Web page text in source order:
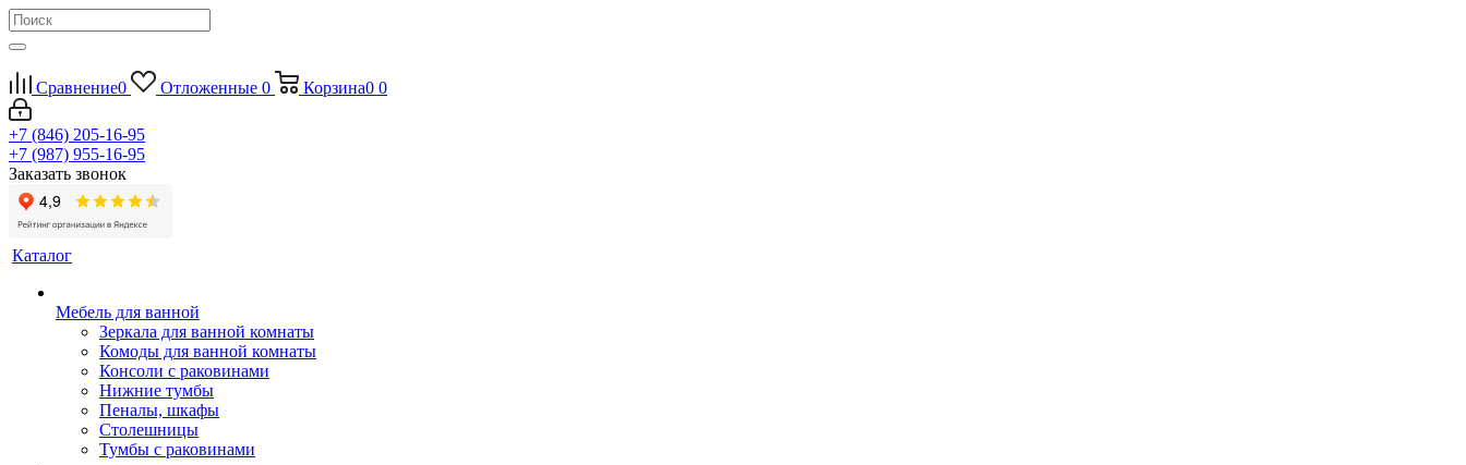
Сравнение0 Отложенные 0 Корзина0 0
+7 (846) 205-16-95
+7 (987) 955-16-95
Заказать звонок
Каталог
Мебель для ванной
Зеркала для ванной комнаты
Комоды для ванной комнаты
Консоли с раковинами
Нижние тумбы
Пеналы, шкафы
Столешницы
Тумбы с раковинами